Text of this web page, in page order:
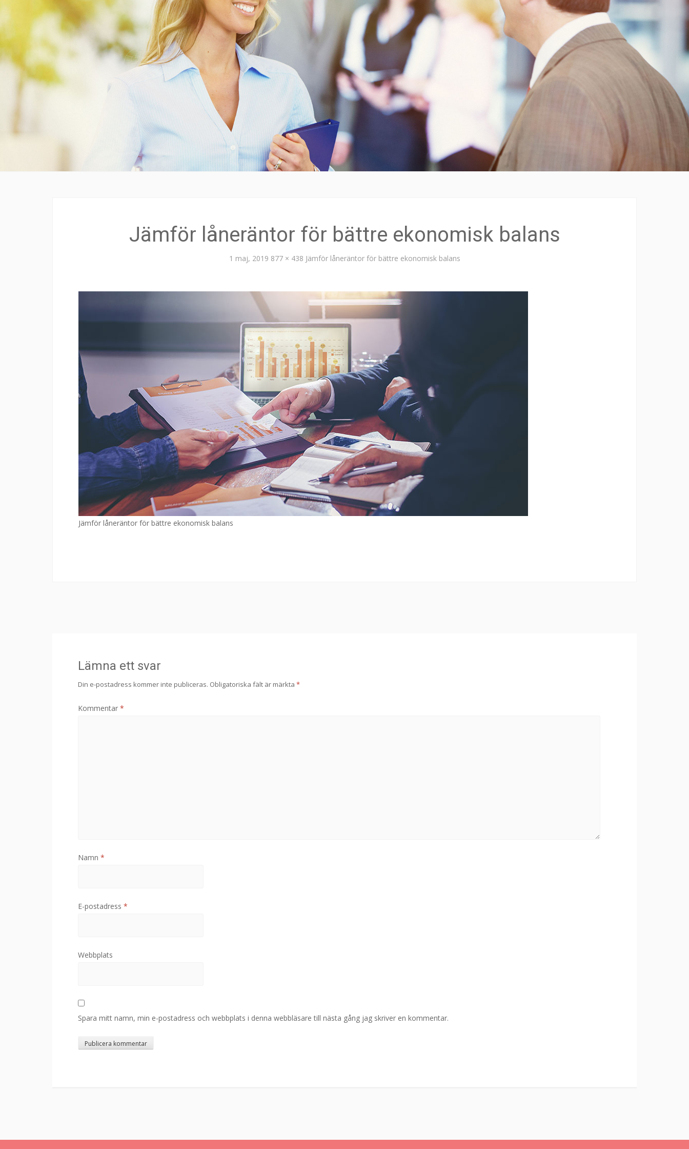
Jämför låneräntor för bättre ekonomisk balans
1 maj, 2019 877 × 438 Jämför låneräntor för bättre ekonomisk balans
Jämför låneräntor för bättre ekonomisk balans
Lämna ett svar
Din e-postadress kommer inte publiceras. Obligatoriska fält är märkta *
Kommentar *
Namn *
E-postadress *
Webbplats
Spara mitt namn, min e-postadress och webbplats i denna webbläsare till nästa gång jag skriver en kommentar.